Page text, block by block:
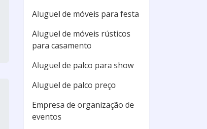
Aluguel de móveis para festa
Aluguel de móveis rústicos
para casamento
Aluguel de palco para show
Aluguel de palco preço
Empresa de organização de
eventos